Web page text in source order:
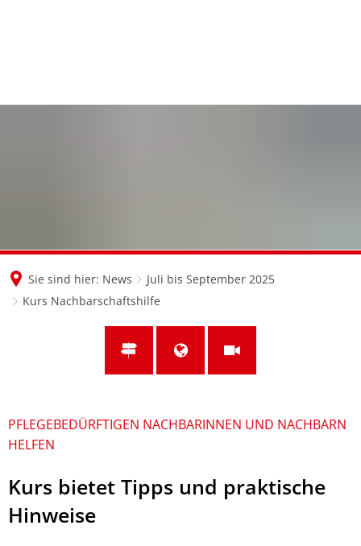
de
Sie sind hier: News
Juli bis September 2025
Kurs Nachbarschaftshilfe
PFLEGEBEDÜRFTIGEN NACHBARINNEN UND NACHBARN
HELFEN
Kurs bietet Tipps und praktische
Hinweise